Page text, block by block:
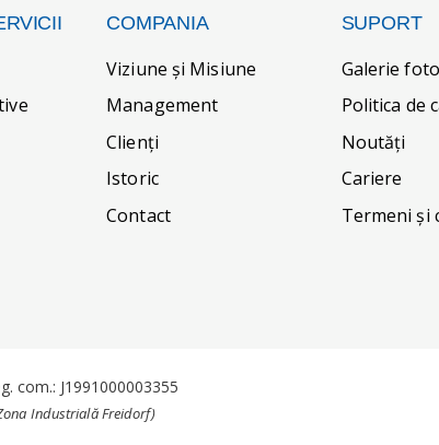
COMPANIA
Viziune și Misiune
Management
Clienți
Istoric
Contact
SUPORT
Galerie foto
Politica de
Noutăți
Cariere
Termeni și
com.: J1991000003355
Industrială Freidorf)